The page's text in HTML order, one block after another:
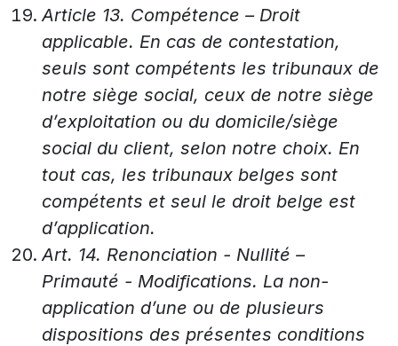
Article 13. Compétence – Droit
applicable. En cas de contestation,
seuls sont compétents les tribunaux de
notre siège social, ceux de notre siège
d’exploitation ou du domicile/siège
social du client, selon notre choix. En
tout cas, les tribunaux belges sont
compétents et seul le droit belge est
d’application.
Art. 14. Renonciation - Nullité –
Primauté - Modifications. La non-
application d’une ou de plusieurs
dispositions des présentes conditions